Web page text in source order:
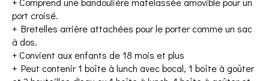
port croisé.
+ Bretelles arrière attachées pour le porter comme un sac
à dos.
+ Convient aux enfants de 18 mois et plus
+ Peut contenir 1 boîte à lunch avec bocal, 1 boîte à goûter